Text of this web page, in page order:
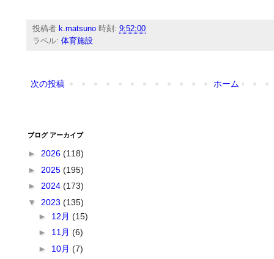
投稿者 k.matsuno 時刻:9:52:00
ラベル:体育施設
次の投稿 ホーム
ブログ アーカイブ
►2026(118)
► 2025(195)
►2024(173)
▼ 2023(135)
► 12月(15)
► 11月(6)
► 10月(7)